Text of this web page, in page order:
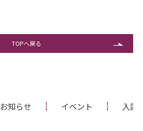
TOPへ戻る
お知らせ イベント 入試